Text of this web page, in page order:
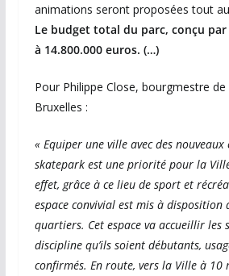
animations seront proposées tout au
Le budget total du parc, conçu par
à 14.800.000 euros. (…)
Pour Philippe Close, bourgmestre de
Bruxelles :
« Equiper une ville avec des nouveaux
skatepark est une priorité pour la
effet, grâce à ce lieu de sport et
espace convivial est mis à disposition
quartiers. Cet espace va accueillir les
discipline qu’ils soient débutants,
confirmés. En route, vers la Ville à 10